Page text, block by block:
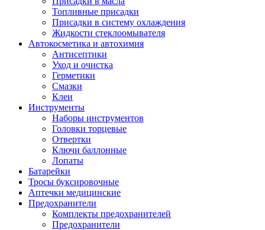
Топливные присадки
Присадки в систему охлаждения
Жидкости стеклоомывателя
Автокосметика и автохимия
Антисептики
Уход и очистка
Герметики
Смазки
Клеи
Инструменты
Наборы инструментов
Головки торцевые
Отвертки
Ключи баллонные
Лопаты
Батарейки
Тросы буксировочные
Аптечки медицинские
Предохранители
Комплекты предохранителей
Предохранители